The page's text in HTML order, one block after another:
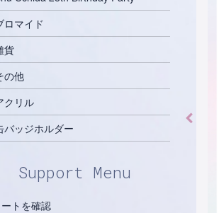
ロマイド
貨
の他
クリル
バッジホルダー
Support Menu
トを確認